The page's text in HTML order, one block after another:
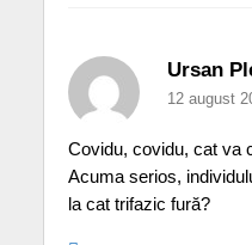
Ursan
12 august
Covidu, covidu, cat va
Acuma serios,
la cat trifazic fură?